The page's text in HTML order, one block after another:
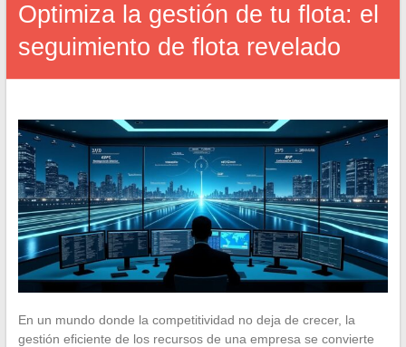
Optimiza la gestión de tu flota: el
seguimiento de flota revelado
En un mundo donde la competitividad no deja de crecer, la
gestión eficiente de los recursos de una empresa se convierte